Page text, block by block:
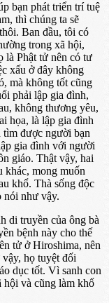
bạn phát triển trí tuệ
thì chúng ta sẽ
Ban đầu, tôi có
trong xã hội,
là Phật tử nên có tư
xấu ở đây không
mà không tốt cũng
phải lập gia đình,
không thương yêu,
họa, là lập gia đình
được người bạn
gia đình với người
giáo. Thật vậy, hai
khác, mong muốn
khổ. Thà sống độc
nói như vậy.
di truyền của ông bà
bệnh này cho thế
tử ở Hiroshima, nên
họ tuyệt đối
dục tốt. Vì sanh con
hội và cũng làm khổ